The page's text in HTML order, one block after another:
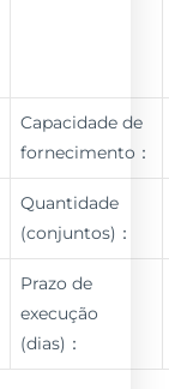
Capacidade de
fornecimento：
Quantidade
(conjuntos)：
Prazo de
execução
(dias)：